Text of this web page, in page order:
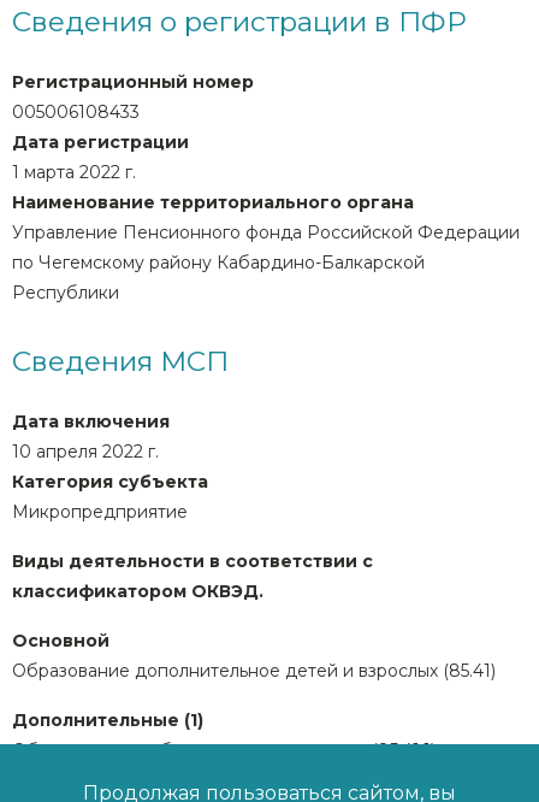
Сведения о регистрации в ПФР
Регистрационный номер
005006108433
Дата регистрации
1 марта 2022 г.
Наименование территориального органа
Управление Пенсионного фонда Российской Федерации
по Чегемскому району Кабардино-Балкарской
Республики
Сведения МСП
Дата включения
10 апреля 2022 г.
Категория субъекта
Микропредприятие
Виды деятельности в соответствии с
классификатором ОКВЭД.
Основной
Образование дополнительное детей и взрослых (85.41)
Дополнительные (1)
Образование в области спорта и отдыха (85.41.1)